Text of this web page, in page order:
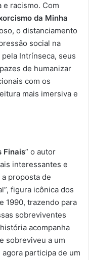
e racismo. Com
da Minha
o distanciamento
social na
Intrínseca, seus
de humanizar
com os
mais imersiva e
Finais” o autor
interessantes e
proposta de
figura icônica dos
1990, trazendo para
sobreviventes
acompanha
sobreviveu a um
participa de um